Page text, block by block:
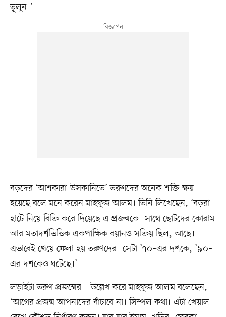
তুলুন।’
বড়দের ‘আশকারা-উসকানিতে’ তরুণদের অনেক শক্তি ক্ষয়
হয়েছে বলে মনে করেন মাহফুজ আলম। তিনি লিখেছেন, ‘বড়রা
হাটে নিয়ে বিক্রি করে দিয়েছে এ প্রজন্মকে। সাথে ছোটদের কোরাম
আর মতাদর্শভিত্তিক একপাক্ষিক বয়ানও সক্রিয় ছিল, আছে।
এভাবেই খেয়ে ফেলা হয় তরুণদের। সেটা ’৭০–এর দশকে, ’৯০–
এর দশকেও ঘটেছে।’
লড়াইটা তরুণ প্রজন্মের—উল্লেখ করে মাহফুজ আলম বলেছেন,
‘আগের প্রজন্ম আপনাদের বাঁচাবে না। সিম্পল কথা। এটা খেয়াল